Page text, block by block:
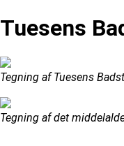
Tuesens
Tegning af Tuesens
Tegning af det